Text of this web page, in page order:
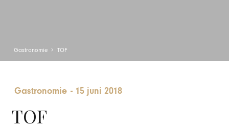
Gastronomie TOF
Gastronomie - 15 juni 2018
TOF